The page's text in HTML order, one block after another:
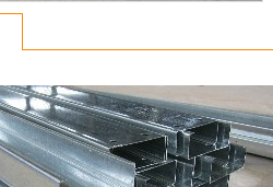
[2020-03-10]
[2020-03-10]
[2019-12-19]